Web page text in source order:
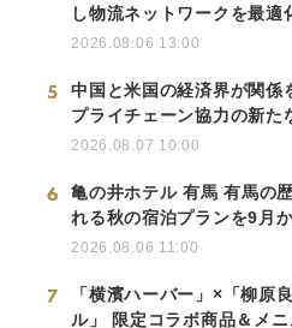
し物流ネットワークを最適
2026.08.06 13:00
5
中国と米国の経済界が関係
プライチェーン協力の新た
2026.08.07 10:00
6
亀の井ホテル 有馬 有馬の
れる秋の宿泊プランを9月
2026.08.06 11:00
7
「横濱ハーバー」×「柳原
ル」 限定コラボ商品＆メ